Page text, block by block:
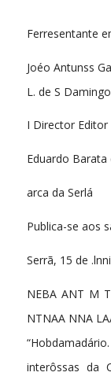
Ferresentante
Joéo Antunss
L. de S
I Director
Eduardo Barata
arca da Serlá
Publica-se aos
Serrã, 15 de
NEBA ANT M
NTNAA NNA
interôssas da